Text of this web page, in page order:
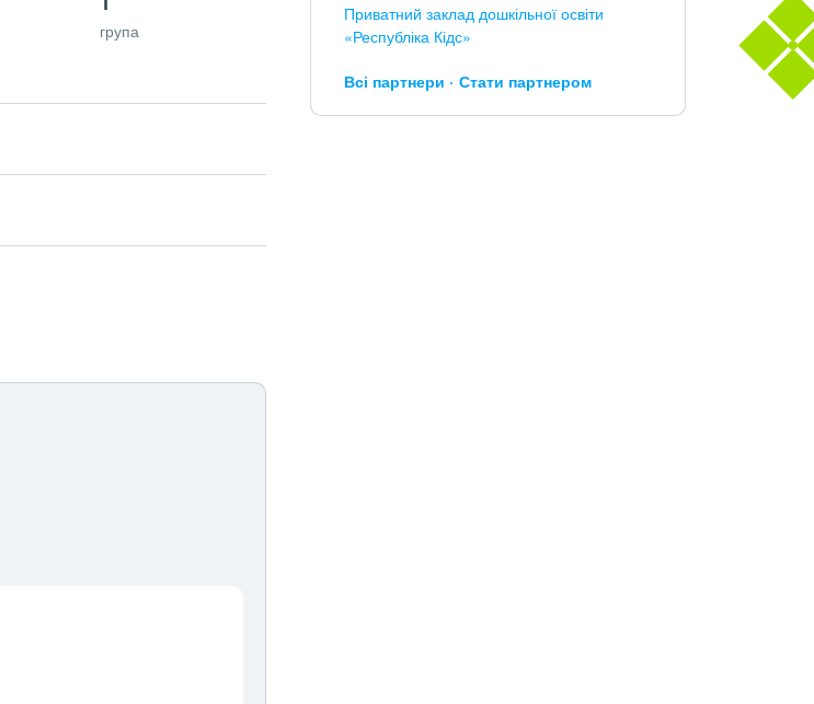
група
Приватний заклад дошкільної освіти
«Республіка Кідс»
Всі партнери Стати партнером